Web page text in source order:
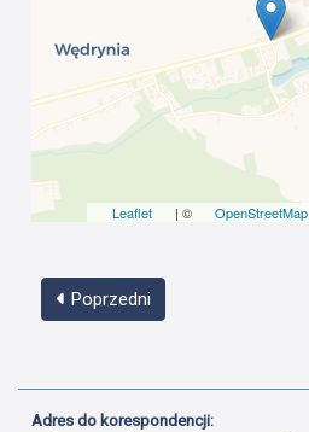
Leaflet | © OpenStreetMap
Poprzedni
Adres do korespondencji: